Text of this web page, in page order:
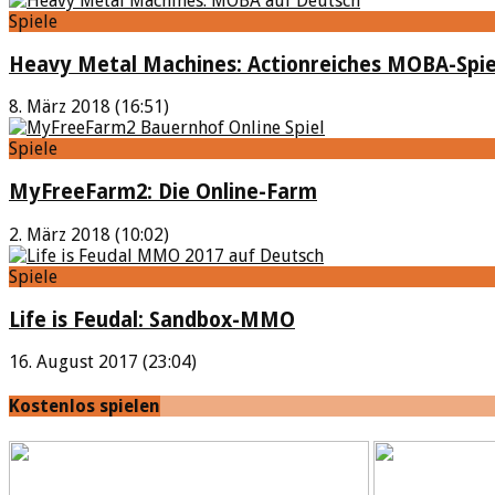
Spiele
Heavy Metal Machines: Actionreiches MOBA-
8. März 2018 (16:51)
Spiele
MyFreeFarm2: Die Online-Farm
2. März 2018 (10:02)
Spiele
Life is Feudal: Sandbox-MMO
16. August 2017 (23:04)
Kostenlos spielen